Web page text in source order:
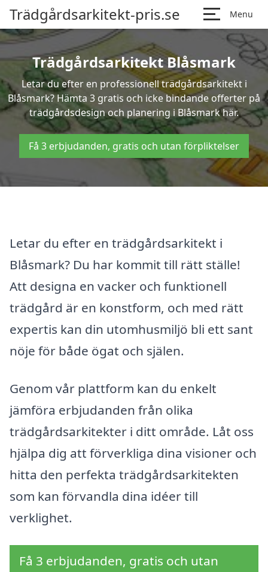
Trädgårdsarkitekt-pris.se Menu
Trädgårdsarkitekt Blåsmark
Letar du efter en professionell trädgårdsarkitekt i
Blåsmark? Hämta 3 gratis och icke bindande offerter på
trädgårdsdesign och planering i Blåsmark här.
Få 3 erbjudanden, gratis och utan förpliktelser
Letar du efter en trädgårdsarkitekt i
Blåsmark? Du har kommit till rätt ställe!
Att designa en vacker och funktionell
trädgård är en konstform, och med rätt
expertis kan din utomhusmiljö bli ett sant
nöje för både ögat och själen.
Genom vår plattform kan du enkelt
jämföra erbjudanden från olika
trädgårdsarkitekter i ditt område. Låt oss
hjälpa dig att förverkliga dina visioner och
hitta den perfekta trädgårdsarkitekten
som kan förvandla dina idéer till
verklighet.
Få 3 erbjudanden, gratis och utan